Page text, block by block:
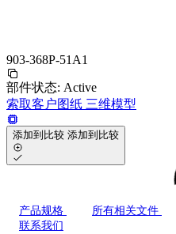
903-368P-51A1
部件状态: Active
索取客户图纸 三维模型
添加到比较 添加到比较
产品规格 所有相关文件
联系我们